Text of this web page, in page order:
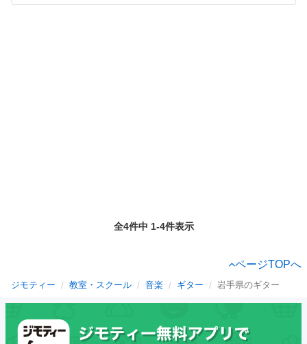
全4件中 1-4件表示
ページTOPへ
ジモティー 教室・スクール 音楽 ギター 岩手県のギター